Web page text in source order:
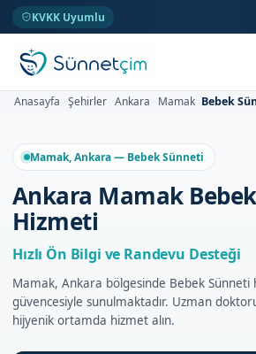
KVKK Uyumlu
Anasayfa Şehirler Ankara Mamak Bebek
Mamak, Ankara — Bebek Sünneti
Ankara Mamak
Hizmeti
Hızlı Ön Bilgi ve Randevu Desteği
Mamak, Ankara bölgesinde Bebek Sünneti
güvencesiyle sunulmaktadır. Uzman
hijyenik ortamda hizmet alın.